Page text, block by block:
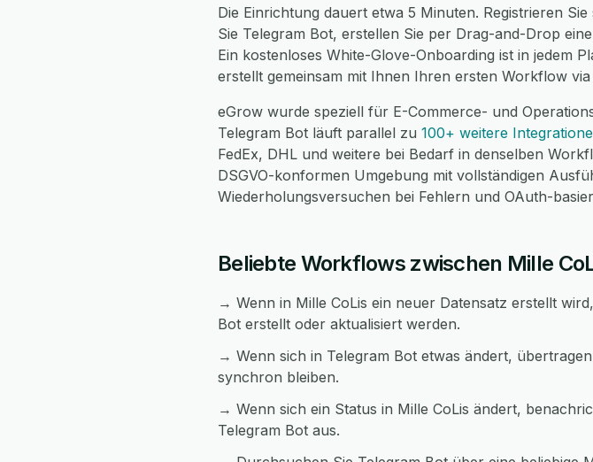
Die Einrichtung dauert etwa 5 Minuten. Registrieren
Sie Telegram Bot, erstellen Sie per Drag-and-Drop
Ein kostenloses White-Glove-Onboarding ist in jedem
erstellt gemeinsam mit Ihnen Ihren ersten Workflow
eGrow wurde speziell für E-Commerce- und
Telegram Bot läuft parallel zu 100+ weitere
FedEx, DHL und weitere bei Bedarf in denselben
DSGVO-konformen Umgebung mit vollständigen
Wiederholungsversuchen bei Fehlern und OAuth-
Beliebte Workflows zwischen Mille
→ Wenn in Mille CoLis ein neuer Datensatz erstellt
Bot erstellt oder aktualisiert werden.
→ Wenn sich in Telegram Bot etwas ändert,
synchron bleiben.
→ Wenn sich ein Status in Mille CoLis ändert,
Telegram Bot aus.